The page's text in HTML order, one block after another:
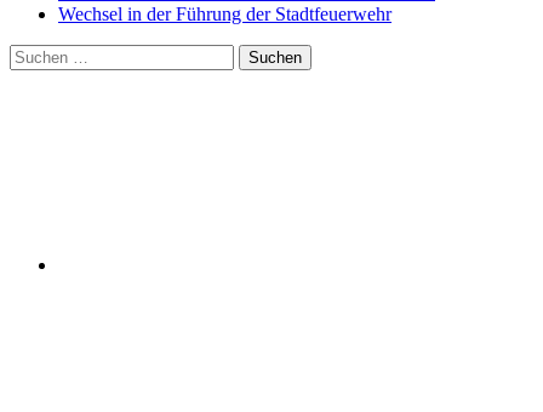
Wechsel in der Führung der Stadtfeuerwehr
Suchen
nach: